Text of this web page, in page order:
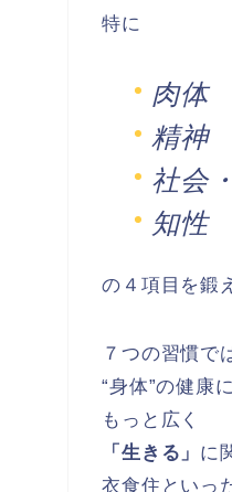
特に
肉体
精神
社会
知性
の４項目を鍛
７つの習慣で
“身体”の健康
もっと広く
「生きる」 に
衣食住といっ